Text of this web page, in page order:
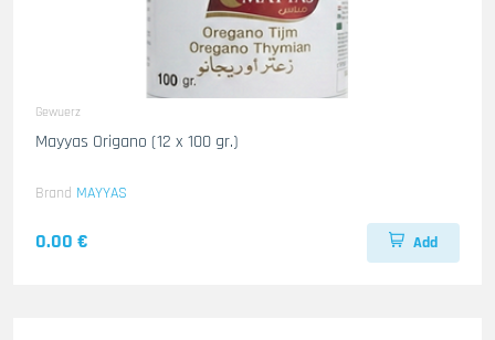
Gewuerz
Mayyas Origano (12 x 100 gr.)
Brand MAYYAS
0.00 € Add